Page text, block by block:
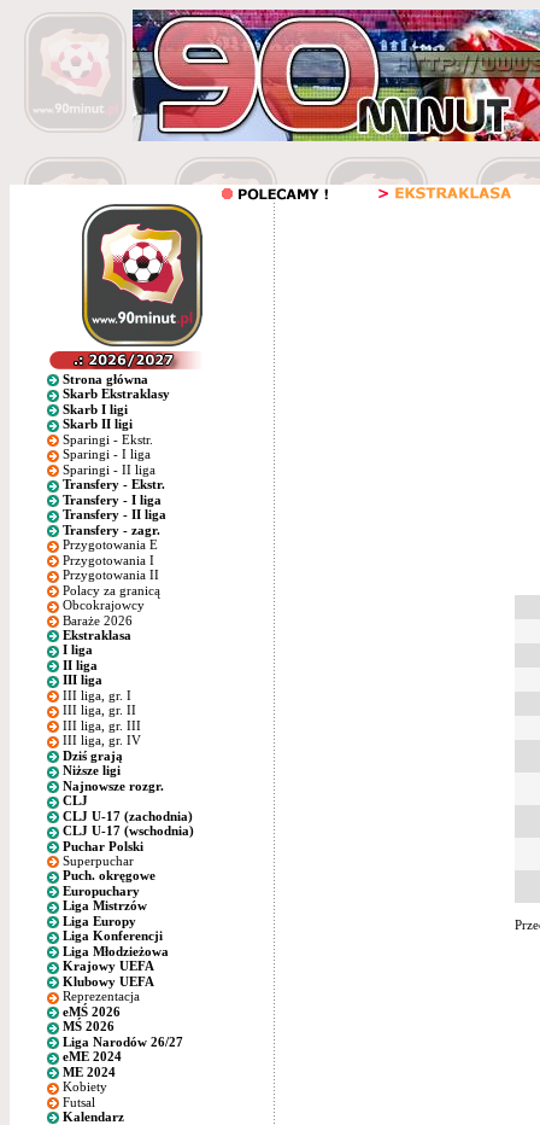
Strona główna
Skarb Ekstraklasy
Skarb I ligi
Skarb II ligi
Sparingi - Ekstr.
Sparingi - I liga
Sparingi - II liga
Transfery - Ekstr.
Transfery - I liga
Transfery - II liga
Transfery - zagr.
Przygotowania E
Przygotowania I
Przygotowania II
Polacy za granicą
Obcokrajowcy
Baraże 2026
Ekstraklasa
I liga
II liga
III liga
III liga, gr. I
III liga, gr. II
III liga, gr. III
III liga, gr. IV
Dziś grają
Niższe ligi
Najnowsze rozgr.
CLJ
CLJ U-17 (zachodnia)
CLJ U-17 (wschodnia)
Puchar Polski
Superpuchar
Puch. okręgowe
Europuchary
Liga Mistrzów
Liga Europy
Liga Konferencji
Liga Młodzieżowa
Krajowy UEFA
Klubowy UEFA
Reprezentacja
eMŚ 2026
MŚ 2026
Liga Narodów 26/27
eME 2024
ME 2024
Kobiety
Futsal
Kalendarz